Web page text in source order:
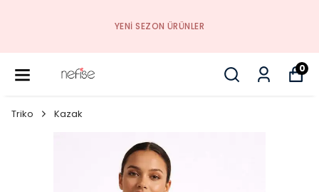
YENI SEZON ÜRÜNLER
0
Triko Kazak